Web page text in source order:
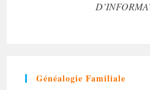
Généalogie Familiale